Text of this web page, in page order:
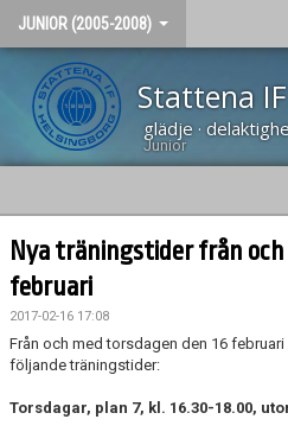
JUNIOR (2005-2008)
Stattena IF
glädje ·
Junior
NYHETER
HEM
KALENDER
Nya träningstider från och
februari
2017-02-16 17:08
Från och med torsdagen den 16
följande träningstider:
Torsdagar, plan 7, kl. 16.30-18.00,